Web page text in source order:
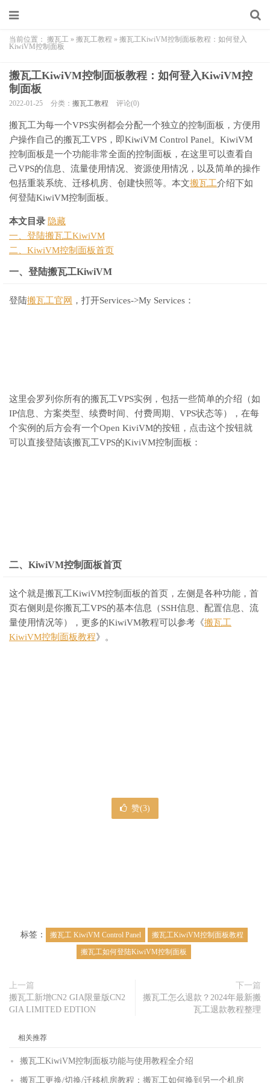
当前位置： 搬瓦工 » 搬瓦工教程 » 搬瓦工KiwiVM控制面板教程：如何登入
KiwiVM控制面板
搬瓦工KiwiVM控制面板教程：如何登入KiwiVM控
制面板
2022-01-25 分类： 搬瓦工教程 评论(0)
搬瓦工为每一个VPS实例都会分配一个独立的控制面板，方便用
户操作自己的搬瓦工VPS，即KiwiVM Control Panel。KiwiVM
控制面板是一个功能非常全面的控制面板，在这里可以查看自
己VPS的信息、流量使用情况、资源使用情况，以及简单的操作
包括重装系统、迁移机房、创建快照等。本文搬瓦工介绍下如
何登陆KiwiVM控制面板。
本文目录 隐藏
一、登陆搬瓦工KiwiVM
二、KiwiVM控制面板首页
一、登陆搬瓦工KiwiVM
登陆搬瓦工官网 ，打开Services->My Services：
这里会罗列你所有的搬瓦工VPS实例，包括一些简单的介绍（如
IP信息、方案类型、续费时间、付费周期、VPS状态等），在每
个实例的后方会有一个Open KiviVM的按钮，点击这个按钮就
可以直接登陆该搬瓦工VPS的KiviVM控制面板：
二、KiwiVM控制面板首页
这个就是搬瓦工KiwiVM控制面板的首页，左侧是各种功能，首
页右侧则是你搬瓦工VPS的基本信息（SSH信息、配置信息、流
量使用情况等），更多的KiwiVM教程可以参考《搬瓦工
KiwiVM控制面板教程》。
赞(3)
标签： 搬瓦工 KiwiVM Control Panel
搬瓦工KiwiVM控制面板教程
搬瓦工如何登陆KiwiVM控制面板
上一篇
搬瓦工新增CN2 GIA限量版CN2
GIA LIMITED EDTION
下一篇
搬瓦工怎么退款？2024年最新搬
瓦工退款教程整理
相关推荐
搬瓦工KiwiVM控制面板功能与使用教程全介绍
搬瓦工更换/切换/迁移机房教程：搬瓦工如何换到另一个机房